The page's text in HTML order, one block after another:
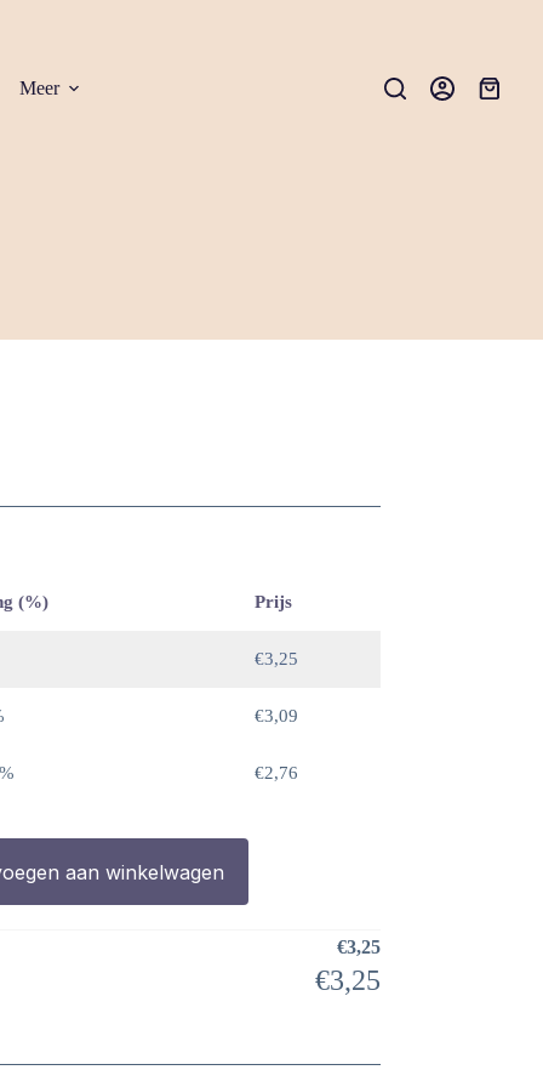
Meer
(%) Prijs
€3,25
€3,09
€2,76
aan winkelwagen
€3,25
€3,25